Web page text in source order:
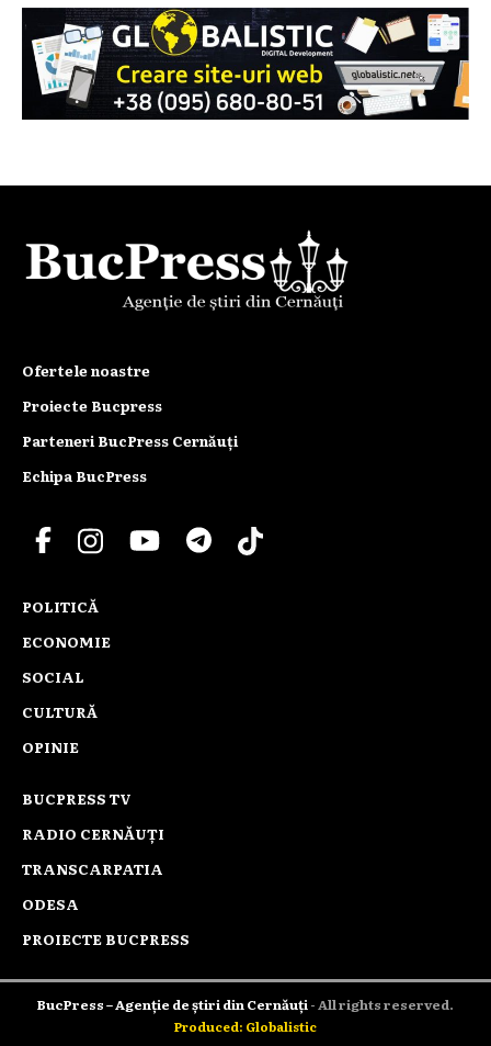
Ofertele noastre
Proiecte Bucpress
Parteneri BucPress Cernăuți
Echipa BucPress
POLITICĂ
ECONOMIE
SOCIAL
CULTURĂ
OPINIE
BUCPRESS TV
RADIO CERNĂUȚI
TRANSCARPATIA
ODESA
PROIECTE BUCPRESS
BucPress – Agenție de știri din Cernăuți- All rights reserved.
Produced: Globalistic